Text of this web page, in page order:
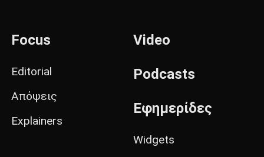
Focus
Editorial
Απόψεις
Explainers
Video
Podcasts
Εφημερίδες
Widgets